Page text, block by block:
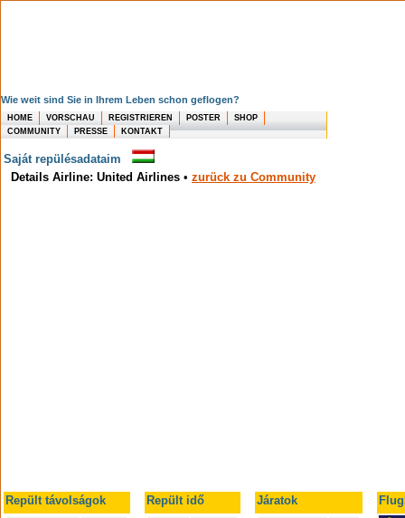
Wie weit sind Sie in Ihrem Leben schon geflogen?
HOME VORSCHAU REGISTRIEREN POSTER
SHOP
COMMUNITY
PRESSE KONTAKT
Saját repülésadataim
Details Airline: United Airlines • zurück zu Community
Repült távolságok Repült idő Járatok